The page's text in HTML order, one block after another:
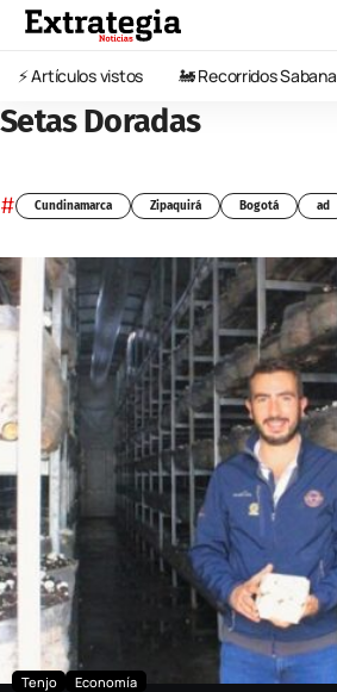
⚡️ Artículos vistos 🚂 Recorridos Sabana
Setas Doradas
# Cundinamarca Zipaquirá Bogotá ad
Tenjo Economía